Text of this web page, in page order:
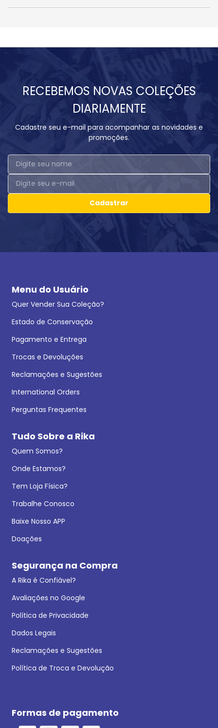
RECEBEMOS NOVAS COLEÇÕES
DIARIAMENTE
Cadastre seu e-mail para acompanhar as novidades e
promoções.
Cadastrar
Menu do Usuário
Quer Vender Sua Coleção?
Estado de Conservação
Pagamento e Entrega
Trocas e Devoluções
Reclamações e Sugestões
International Orders
Perguntas Frequentes
Tudo Sobre a Rika
Quem Somos?
Onde Estamos?
Tem Loja Física?
Trabalhe Conosco
Baixe Nosso APP
Doações
Segurança na Compra
A Rika é Confiável?
Avaliações no Google
Política de Privacidade
Dados Legais
Reclamações e Sugestões
Política de Troca e Devolução
Formas de pagamento